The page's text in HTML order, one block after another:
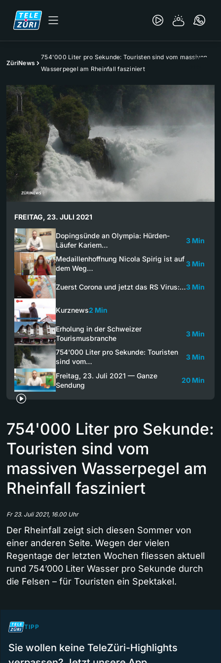
ZüriNews
754'000 Liter pro Sekunde: Touristen sind vom massiven
Wasserpegel am Rheinfall fasziniert
FREITAG, 23. JULI 2021
Dopingsünde an Olympia: Hürden-
Läufer Kariem…
3 Min
Medaillenhoffnung Nicola Spirig ist auf
dem Weg…
3 Min
Zuerst Corona und jetzt das RS Virus:…3 Min
Kurznews2 Min
Erholung in der Schweizer
Tourismusbranche
3 Min
754'000 Liter pro Sekunde: Touristen
sind vom…
3 Min
Freitag, 23. Juli 2021 — Ganze
Sendung
20 Min
754'000 Liter pro Sekunde:
Touristen sind vom
massiven Wasserpegel am
Rheinfall fasziniert
Fr 23. Juli 2021, 16.00 Uhr
Der Rheinfall zeigt sich diesen Sommer von
einer anderen Seite. Wegen der vielen
Regentage der letzten Wochen fliessen aktuell
rund 754’000 Liter Wasser pro Sekunde durch
die Felsen – für Touristen ein Spektakel.
TIPP
Sie wollen keine TeleZüri-Highlights